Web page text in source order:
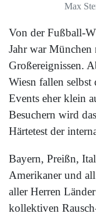
Max
Von der Fußball-
Jahr war München
Großereignissen.
Wiesn fallen selbst
Events eher klein
Besuchern wird
Härtetest der
Bayern, Preißn,
Amerikaner und all
aller Herren
kollektiven